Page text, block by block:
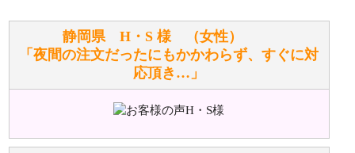
お任せください！それは当店が謡っています「おも
てなしの心」で対応させていただきます。
シュタイフのぬいぐるみは洗濯できますか？ ぬいぐ
るみのお手入れ方法を教えてください。
静岡県 H・S 様 （女性）
「夜間の注文だったにもかかわらず、すぐに対
応頂き…」